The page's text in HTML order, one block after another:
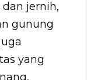
jernih,
gunung
yang